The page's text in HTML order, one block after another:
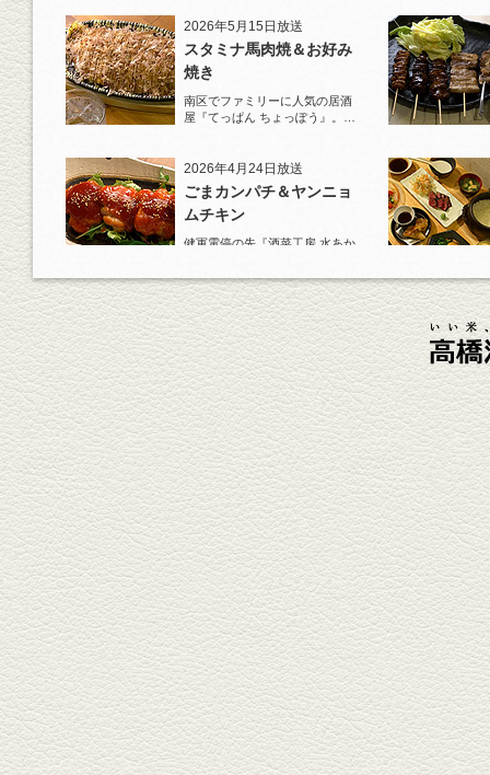
2026年5月15日放送
スタミナ馬肉焼＆お好み
焼き
南区でファミリーに人気の居酒
屋『てっぱん ちょっぽう』。王
2026年4月24日放送
ごまカンパチ＆ヤンニョ
ムチキン
健軍電停の先『酒菜工房 水あか
杯！まずは『ごまカンパチ』を
肴に。
2026年4月3日放送
元祖 鶏焼売＆牛テールの
土鍋めし
健軍電停そば『湯気立つ料理』
が名物の『yuge(ゆげ)』へ。
『白岳』を使った『旨み緑茶
割』で乾杯！
2026年3月13日放送
焼鳥おまかせ８本
健軍自衛隊通り『焼鳥 菖蒲谷』
で最高級の焼鳥を味わう。『銀
しろ...
2026年2月20日放送
1000円で飲めますｾｯﾄ＆
至福のﾊﾑｶﾂ など
東区の健軍電停のそば『居酒屋
食堂いしばしさん家』は、賑や
かでお...
2026年1月30日放送
焼き餃子＆海老チリ